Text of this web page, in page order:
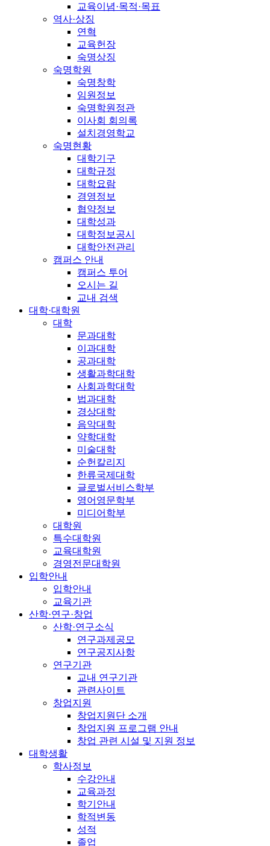
교육이념·목적·목표
역사·상징
연혁
교육헌장
숙명상징
숙명학원
숙명창학
임원정보
숙명학원정관
이사회 회의록
설치경영학교
숙명현황
대학기구
대학규정
대학요람
경영정보
협약정보
대학성과
대학정보공시
대학안전관리
캠퍼스 안내
캠퍼스 투어
오시는 길
교내 검색
대학·대학원
대학
문과대학
이과대학
공과대학
생활과학대학
사회과학대학
법과대학
경상대학
음악대학
약학대학
미술대학
순헌칼리지
한류국제대학
글로벌서비스학부
영어영문학부
미디어학부
대학원
특수대학원
교육대학원
경영전문대학원
입학안내
입학안내
교육기관
산학·연구·창업
산학·연구소식
연구과제공모
연구공지사항
연구기관
교내 연구기관
관련사이트
창업지원
창업지원단 소개
창업지원 프로그램 안내
창업 관련 시설 및 지원 정보
대학생활
학사정보
수강안내
교육과정
학기안내
학적변동
성적
졸업